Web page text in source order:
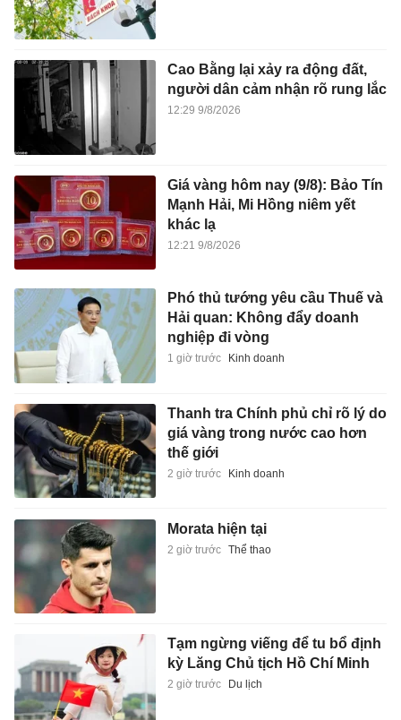
Cao Bằng lại xảy ra động đất,
người dân cảm nhận rõ rung lắc
12:29 9/8/2026
Giá vàng hôm nay (9/8): Bảo Tín
Mạnh Hải, Mi Hồng niêm yết
khác lạ
12:21 9/8/2026
Phó thủ tướng yêu cầu Thuế và
Hải quan: Không đẩy doanh
nghiệp đi vòng
1 giờ trước Kinh doanh
Thanh tra Chính phủ chỉ rõ lý do
giá vàng trong nước cao hơn
thế giới
2 giờ trước Kinh doanh
Morata hiện tại
2 giờ trước Thể thao
Tạm ngừng viếng để tu bổ định
kỳ Lăng Chủ tịch Hồ Chí Minh
2 giờ trước Du lịch